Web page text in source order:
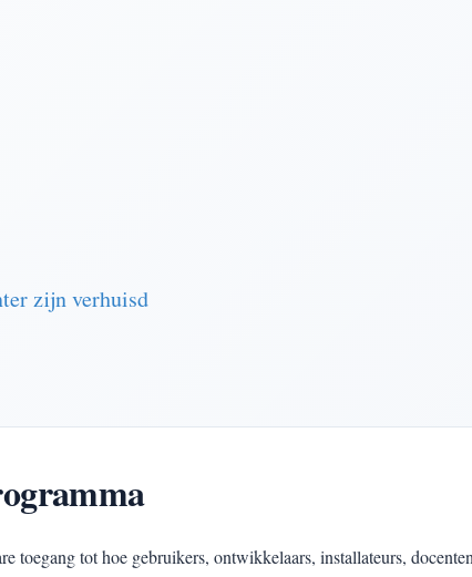
zijn verhuisd
toegang tot hoe gebruikers, ontwikkelaars, installateurs,